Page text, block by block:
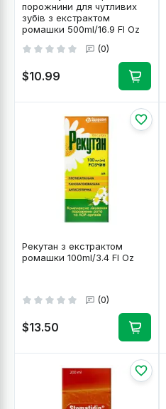
порожнини для чутливих
зубів з екстрактом
ромашки 500ml/16.9 Fl Oz
(0)
$10.99
Рекутан з екстрактом
ромашки 100ml/3.4 Fl Oz
(0)
$13.50